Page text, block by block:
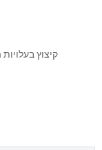
קיצוץ בעלויות הקמת